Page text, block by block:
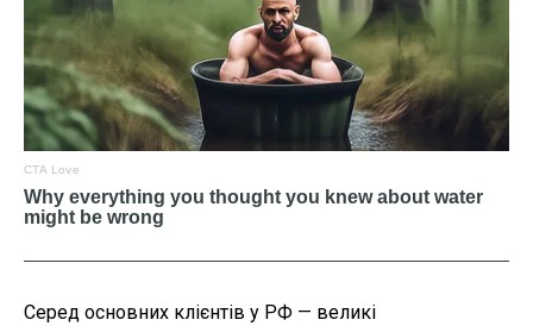
Серед основних клієнтів у РФ — великі